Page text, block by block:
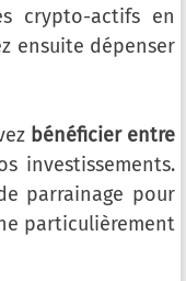
crypto-actifs en
ensuite dépenser
bénéficier entre
investissements.
parrainage pour
particulièrement